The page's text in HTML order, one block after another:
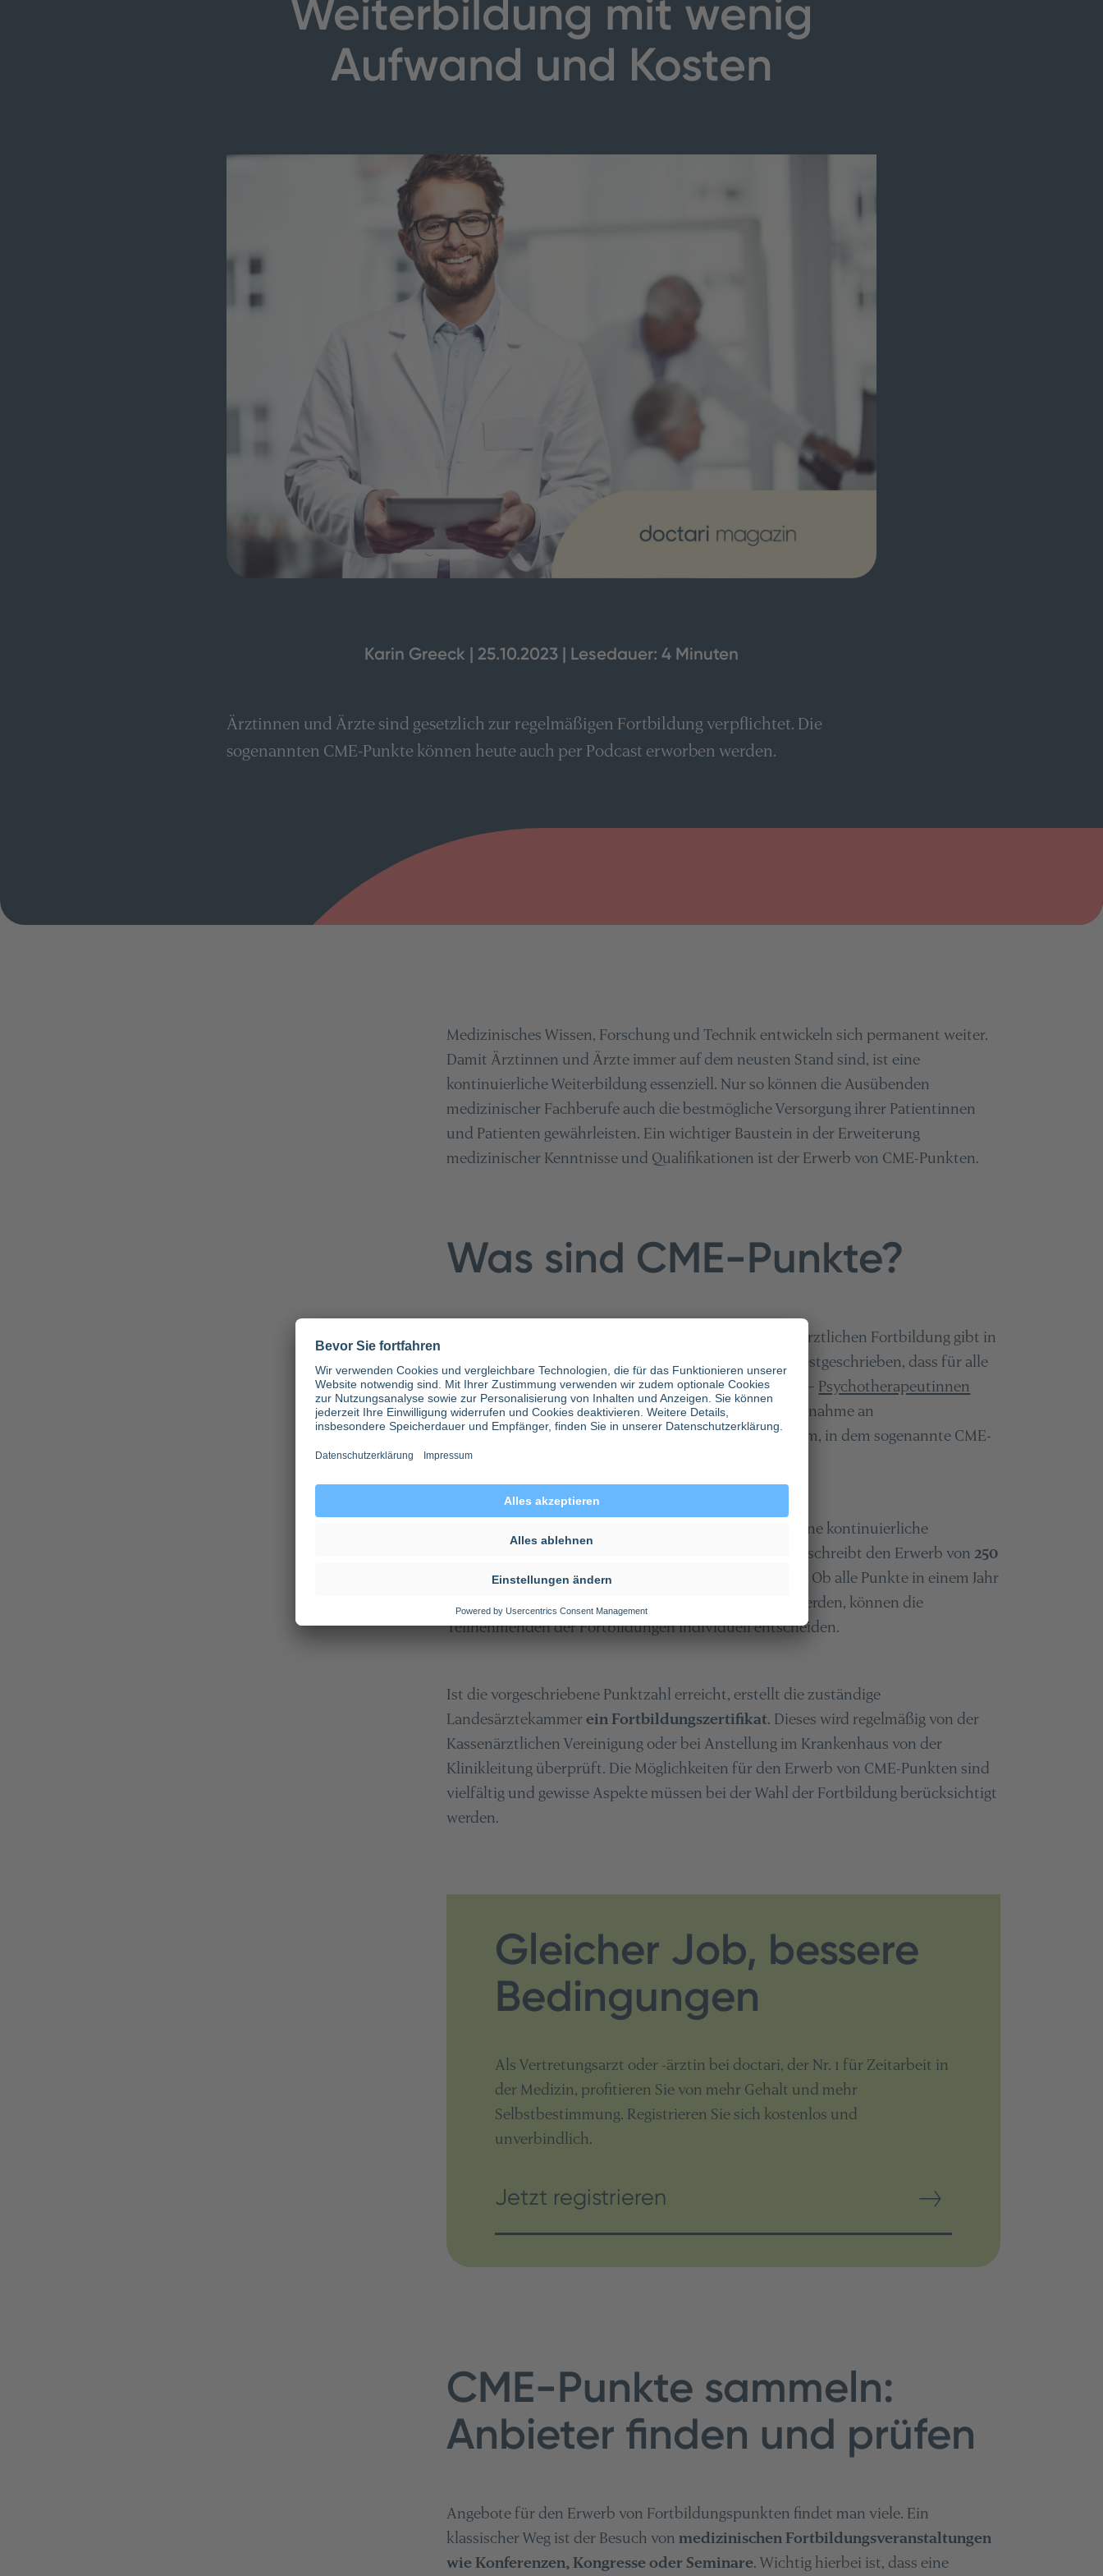
Weiterbildung mit wenig
Aufwand und Kosten
Karin Greeck | 25.10.2023 | Lesedauer: 4 Minuten
Ärztinnen und Ärzte sind gesetzlich zur regelmäßigen Fortbildung verpflichtet. Die
sogenannten CME-Punkte können heute auch per Podcast erworben werden.
Medizinisches Wissen, Forschung und Technik entwickeln sich permanent weiter.
Damit Ärztinnen und Ärzte immer auf dem neusten Stand sind, ist eine
kontinuierliche Weiterbildung essenziell. Nur so können die Ausübenden
medizinischer Fachberufe auch die bestmögliche Versorgung ihrer Patientinnen
und Patienten gewährleisten. Ein wichtiger Baustein in der Erweiterung
medizinischer Kenntnisse und Qualifikationen ist der Erwerb von CME-Punkten.
Was sind CME-Punkte?
Den gesetzlichen und berufsrechtlichen Rahmen zur ärztlichen Fortbildung gibt in
Deutschland die Bundesärztekammer vor. Hier steht festgeschrieben, dass für alle
Ärztinnen und Ärzte eine Fortbildungspflicht besteht – Psychotherapeutinnen
und -therapeuteninklusive. Als Nachweis über die Teilnahme an
Weiterbildungsveranstaltungen dient ein Punktesystem, in dem sogenannte CME-
Punkte erworben werden.
ducation, also eine kontinuierliche
medizinische Weiterbildung. Die Bundesärztekammer schreibt den Erwerb von 250
Fortbildungspunkten innerhalb von fünf Jahren
vor. Ob alle Punkte in einem Jahr
oder verteilt über den gesamten Zeitraum erworben werden, können die
Teilnehmenden der Fortbildungen individuell entscheiden.
Ist die vorgeschriebene Punktzahl erreicht, erstellt die zuständige
Landesärztekammerein Fortbildungszertifikat. Dieses wird regelmäßig von der
Kassenärztlichen Vereinigung oder bei Anstellung im Krankenhaus von der
Klinikleitung überprüft. Die Möglichkeiten für den Erwerb von CME-Punkten sind
vielfältig und gewisse Aspekte müssen bei der Wahl der Fortbildung berücksichtigt
werden.
Gleicher Job, bessere
Bedingungen
Als Vertretungsarzt oder -ärztin bei doctari, der Nr. 1 für Zeitarbeit in
der Medizin, profitieren Sie von mehr Gehalt und mehr
Selbstbestimmung. Registrieren Sie sich kostenlos und
unverbindlich.
Jetzt registrieren
CME-Punkte sammeln:
Anbieter finden und prüfen
Angebote für den Erwerb von Fortbildungspunkten findet man viele. Ein
klassischer Weg ist der Besuch vonmedizinischen Fortbildungsveranstaltungen
wie Konferenzen, Kongresse oder Seminare. Wichtig hierbei ist, dass eine